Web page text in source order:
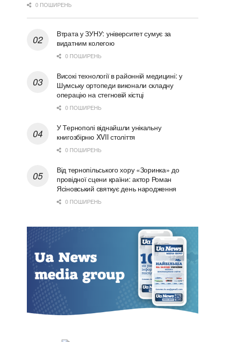
0 ПОШИРЕНЬ
Втрата у ЗУНУ: університет сумує за
видатним колегою
0 ПОШИРЕНЬ
Високі технології в районній медицині: у
Шумську ортопеди виконали складну
операцію на стегновій кістці
0 ПОШИРЕНЬ
У Тернополі віднайшли унікальну
книгозбірню XVII століття
0 ПОШИРЕНЬ
Від тернопільського хору «Зоринка» до
провідної сцени країни: актор Роман
Ясіновський святкує день народження
0 ПОШИРЕНЬ